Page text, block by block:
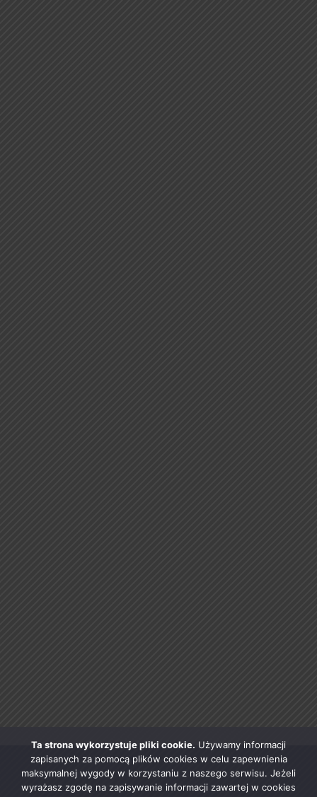
Ta strona wykorzystuje pliki cookie. Używamy informacji
zapisanych za pomocą plików cookies w celu zapewnienia
maksymalnej wygody w korzystaniu z naszego serwisu. Jeżeli
wyrażasz zgodę na zapisywanie informacji zawartej w cookies